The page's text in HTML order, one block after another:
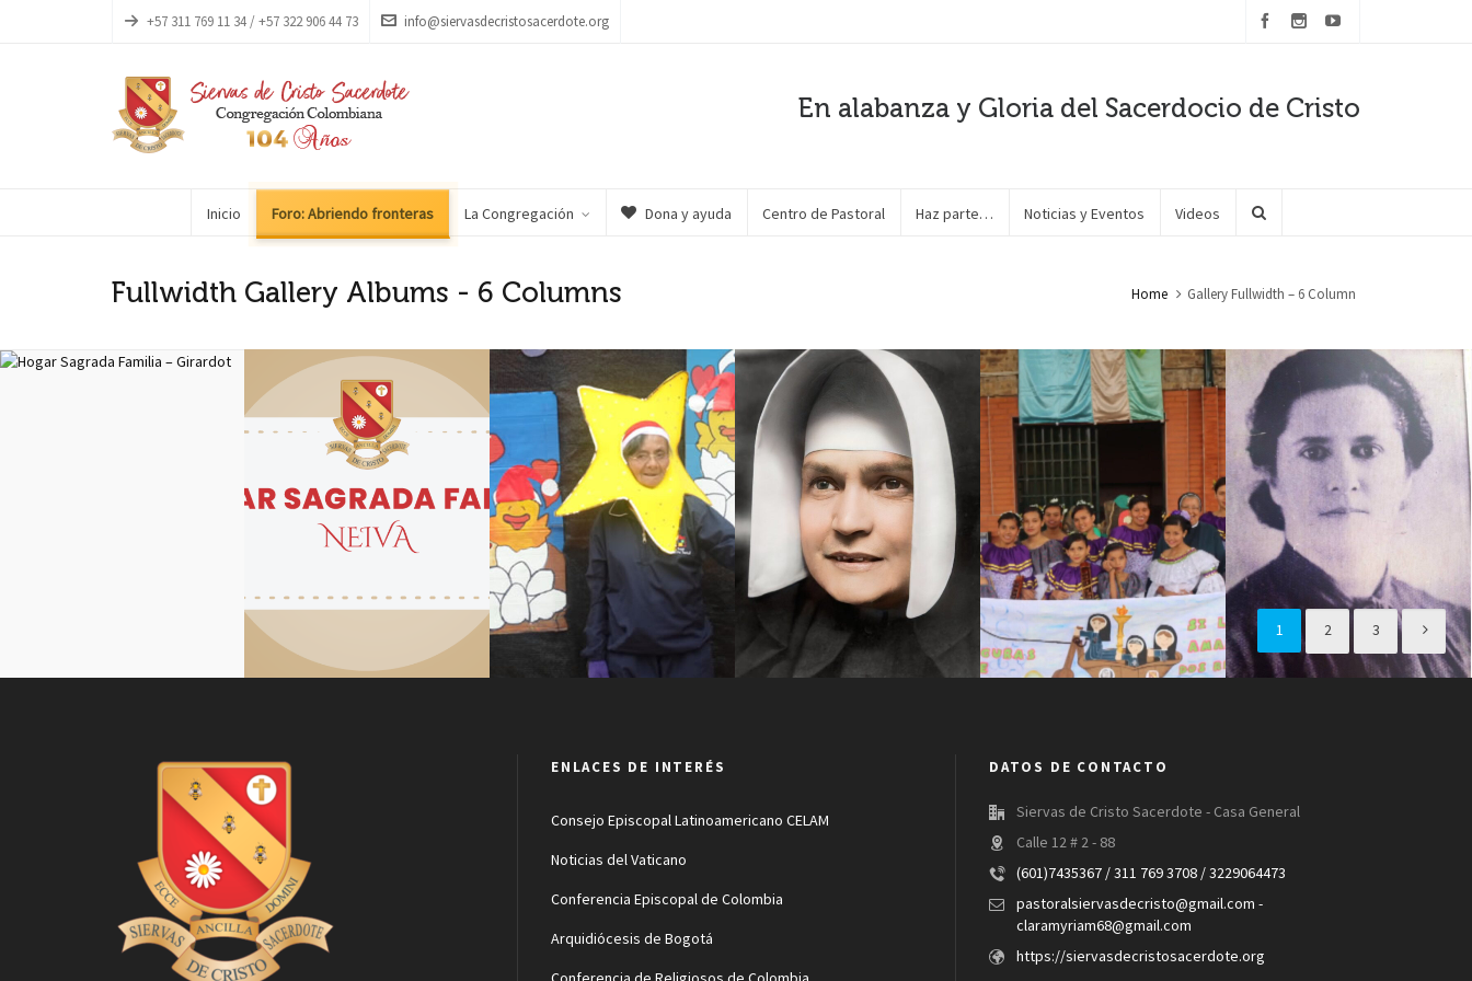
+57 311 769 11 34 / +57 322 906 44 73 info@siervasdecristosacerdote.org
En alabanza y Gloria del Sacerdocio de Cristo
Inicio Foro: Abriendo fronteras La Congregación Dona y ayuda Centro de Pastoral Haz parte… Noticias y Eventos Videos
Fullwidth Gallery Albums - 6 Columns Home Gallery Fullwidth – 6 Column
Girardot
Hogar Sagrada Familia
Neiva
Hogar Clarita Santos Madre Margarita Hogar de la niña Hogar Judith Jaramillo
1 2 3
ENLACES DE INTERÉS
Consejo Episcopal Latinoamericano CELAM
Noticias del Vaticano
Conferencia Episcopal de Colombia
Arquidiócesis de Bogotá
DATOS DE CONTACTO
Siervas de Cristo Sacerdote - Casa General
Calle 12 # 2 - 88
(601)7435367 / 311 769 3708 / 3229064473
pastoralsiervasdecristo@gmail.com -
claramyriam68@gmail.com
https://siervasdecristosacerdote.org